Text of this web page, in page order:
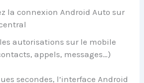
la connexion Android Auto sur
autorisations sur le mobile
appels, messages…)
secondes, l’interface Android